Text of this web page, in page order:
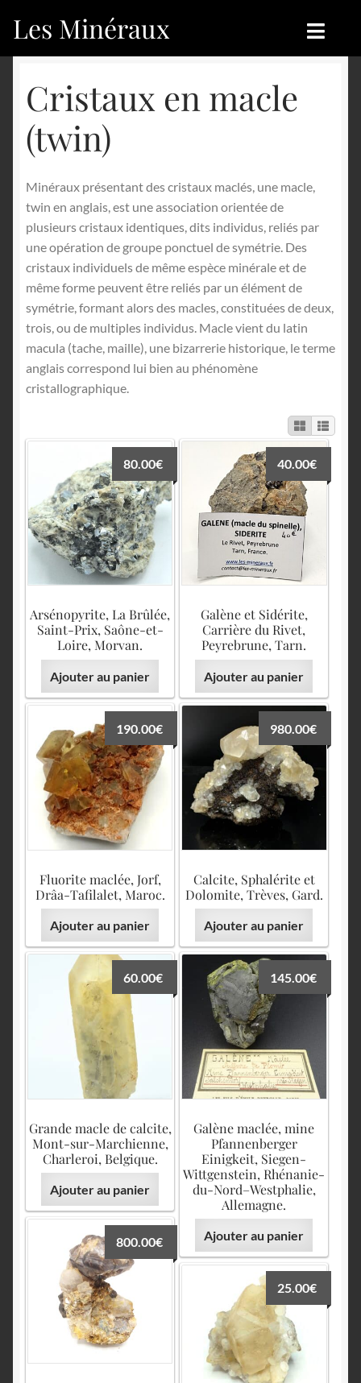
Aller
à
navigation
Aller
au
Les Minéraux
Catégories
Nouveautés
Achat
Mon compte
Français
English
Boutique
Nouveautés
Blog
Achat
Sites amis
Cristaux en macle
(twin)
Minéraux présentant des cristaux maclés, une macle,
twin en anglais, est une association orientée de
plusieurs cristaux identiques, dits individus, reliés par
une opération de groupe ponctuel de symétrie. Des
cristaux individuels de même espèce minérale et de
même forme peuvent être reliés par un élément de
symétrie, formant alors des macles, constituées de deux,
trois, ou de multiples individus. Macle vient du latin
macula (tache, maille), une bizarrerie historique, le terme
anglais correspond lui bien au phénomène
cristallographique.
Arsénopyrite, La Brûlée,
Saint-Prix, Saône-et-
Loire, Morvan.
80.00€
Ajouter au panier
Galène et Sidérite,
Carrière du Rivet,
Peyrebrune, Tarn.
40.00€
Ajouter au panier
Fluorite maclée, Jorf,
Drâa-Tafilalet, Maroc.
190.00€
Ajouter au panier
Calcite, Sphalérite et
Dolomite, Trèves, Gard.
980.00€
Ajouter au panier
Grande macle de calcite,
Mont-sur-Marchienne,
Charleroi, Belgique.
60.00€
Ajouter au panier
Galène maclée, mine
Pfannenberger
Einigkeit, Siegen-
Wittgenstein, Rhénanie-
du-Nord–Westphalie,
Allemagne.
145.00€
Ajouter au panier
800.00€
25.00€